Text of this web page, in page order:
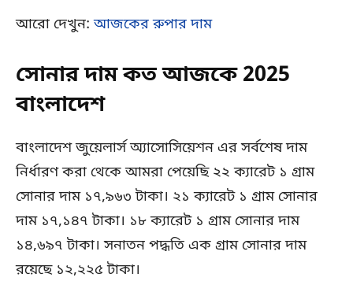
আরো দেখুন:আজকের রুপার দাম
সোনার দাম কত আজকে 2025
বাংলাদেশ
বাংলাদেশ জুয়েলার্স অ্যাসোসিয়েশন এর সর্বশেষ দাম
নির্ধারণ করা থেকে আমরা পেয়েছি ২২ ক্যারেট ১ গ্রাম
সোনার দাম ১৭,৯৬৩ টাকা। ২১ ক্যারেট ১ গ্রাম সোনার
দাম ১৭,১৪৭ টাকা। ১৮ ক্যারেট ১ গ্রাম সোনার দাম
১৪,৬৯৭ টাকা। সনাতন পদ্ধতি এক গ্রাম সোনার দাম
রয়েছে ১২,২২৫ টাকা।